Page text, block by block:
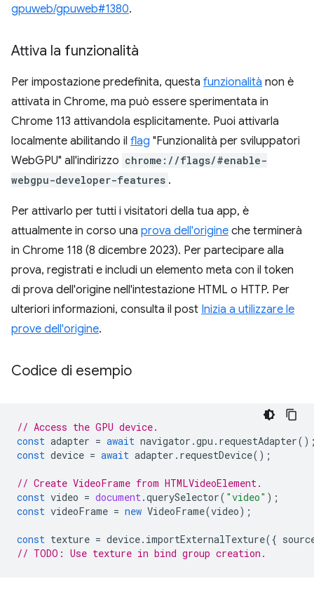
gpuweb/gpuweb#1380.
Attiva la funzionalità
Per impostazione predefinita, questa funzionalità non è
attivata in Chrome, ma può essere sperimentata in
Chrome 113 attivandola esplicitamente. Puoi attivarla
localmente abilitando il flag "Funzionalità per sviluppatori
WebGPU" all'indirizzo chrome://flags/#enable-
webgpu-developer-features .
Per attivarlo per tutti i visitatori della tua app, è
attualmente in corso una prova dell'origine che terminerà
in Chrome 118 (8 dicembre 2023). Per partecipare alla
prova, registrati e includi un elemento meta con il token
di prova dell'origine nell'intestazione HTML o HTTP. Per
ulteriori informazioni, consulta il post Inizia a utilizzare le
prove dell'origine.
Codice di esempio
// Access the GPU device.
const adapter = await navigator .gpu . requestAdapter
const device = await adapter . requestDevice();
// Create VideoFrame from HTMLVideoElement.
const video = document.querySelector( "video" );
const videoFrame = new VideoFrame(video);
const texture = device. importExternalTexture({
// TODO: Use texture in bind group creation.